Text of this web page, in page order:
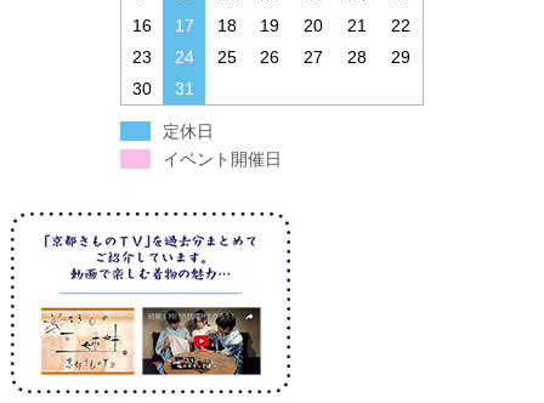
16
17 18 19 20 21
22
23
24 25 26 27 28
29
30
31
定休日
イベント開催日